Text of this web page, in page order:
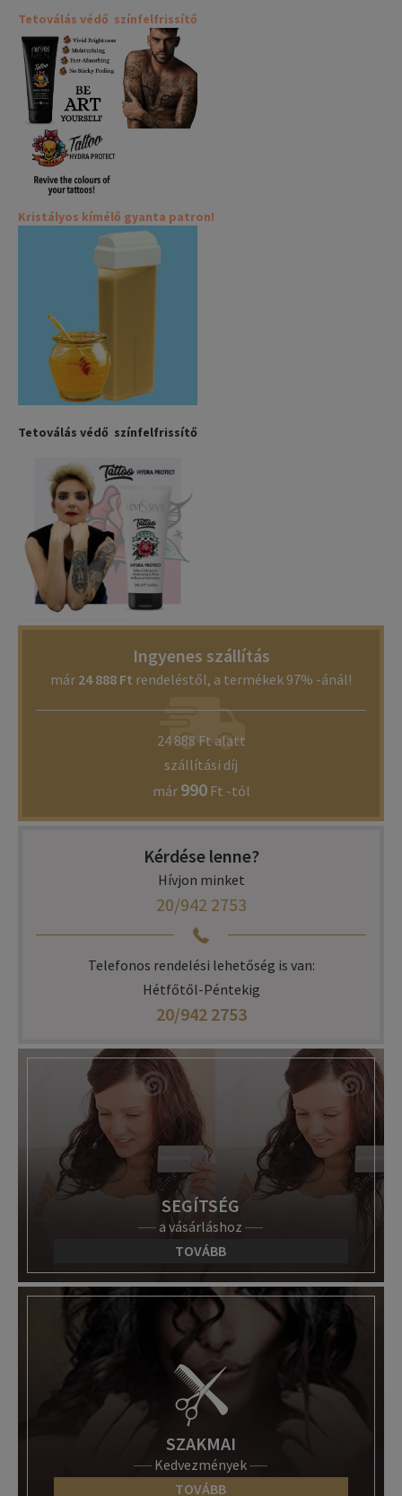
Tetoválás védő színfelfrissítő
Kristályos kímélő gyanta patron!
Tetoválás védő színfelfrissítő
Ingyenes szállítás
már 24 888 Ft rendeléstől, a termékek 97% -ánál!
24 888 Ft alatt
szállítási díj
már 990Ft -tól
Kérdése lenne?
Hívjon minket
20/942 2753
Telefonos rendelési lehetőség is van:
Hétfőtől-Péntekig
20/942 2753
SEGÍTSÉG
a vásárláshoz
TOVÁBB
SZAKMAI
Kedvezmények
TOVÁBB